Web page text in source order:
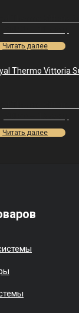
Читать далее
Читать далее